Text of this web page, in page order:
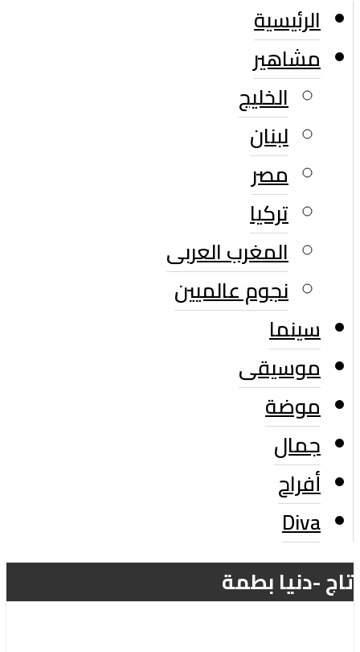
الرئيسية
مشاهير
الخليج
لبنان
مصر
تركيا
المغرب العربى
نجوم عالميين
سينما
موسيقى
موضة
جمال
أفراح
Diva
تاج -دنيا بطمة